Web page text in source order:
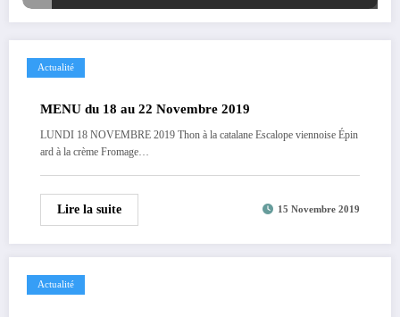
Actualité
MENU du 18 au 22 Novembre 2019
LUNDI 18 NOVEMBRE 2019 Thon à la catalane Escalope viennoise Épin
ard à la crème Fromage…
Lire la suite 15 Novembre 2019
Actualité